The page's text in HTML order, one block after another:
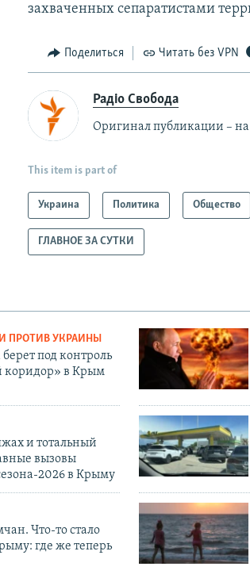
захваченных сепаратистами
Поделиться Читать без VPN
Радіо Свобода
Оригинал публикации –
This item is part of
Украина Политика Общество
ГЛАВНОЕ ЗА СУТКИ
ПРОТИВ УКРАИНЫ
под контроль
коридор» в Крым
и тотальный
вызовы
2026 в Крыму
Что-то стало
где же теперь